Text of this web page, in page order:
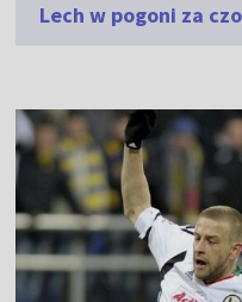
Lech w pogoni za